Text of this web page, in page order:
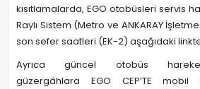
kısıtlamalarda, EGO otobüsleri servis
Raylı Sistem (Metro ve ANKARAY
son sefer saatleri (EK-2) aşağıdaki
Ayrıca güncel otobüs
güzergâhlara EGO CEP’TE mobil